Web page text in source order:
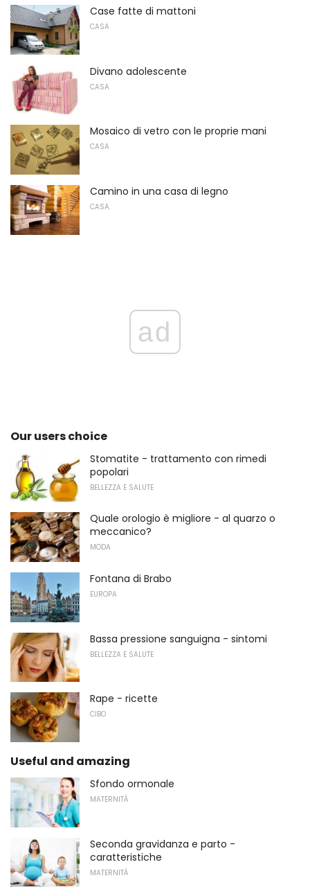
Case fatte di mattoni
CASA
Divano adolescente
CASA
Mosaico di vetro con le proprie mani
CASA
Camino in una casa di legno
CASA
ad
Our users choice
Stomatite - trattamento con rimedi
popolari
BELLEZZA E SALUTE
Quale orologio è migliore - al quarzo o
meccanico?
MODA
Fontana di Brabo
EUROPA
Bassa pressione sanguigna - sintomi
BELLEZZA E SALUTE
Rape - ricette
CIBO
Useful and amazing
Sfondo ormonale
MATERNITÀ
Seconda gravidanza e parto -
caratteristiche
MATERNITÀ